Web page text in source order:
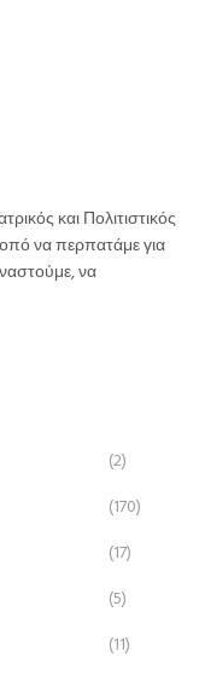
και Πολιτιστικός
να περπατάμε για
να
(2)
(170)
(17)
(5)
(11)